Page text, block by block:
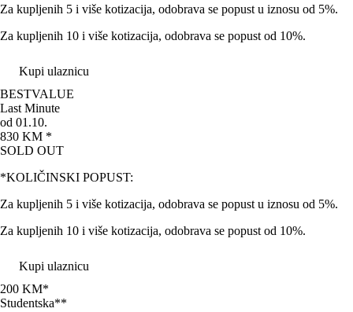
Za kupljenih 5 i više kotizacija, odobrava se popust u iznosu od 5%.
Za kupljenih 10 i više kotizacija, odobrava se popust od 10%.
Kupi ulaznicu
BESTVALUE
Last Minute
od 01.10.
830 KM *
SOLD OUT
*KOLIČINSKI POPUST:
Za kupljenih 5 i više kotizacija, odobrava se popust u iznosu od 5%.
Za kupljenih 10 i više kotizacija, odobrava se popust od 10%.
Kupi ulaznicu
200 KM*
Studentska**